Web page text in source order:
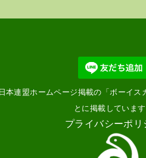
本連盟ホームページ掲載の「ボーイス
とに掲載しています
プライバシーポリ